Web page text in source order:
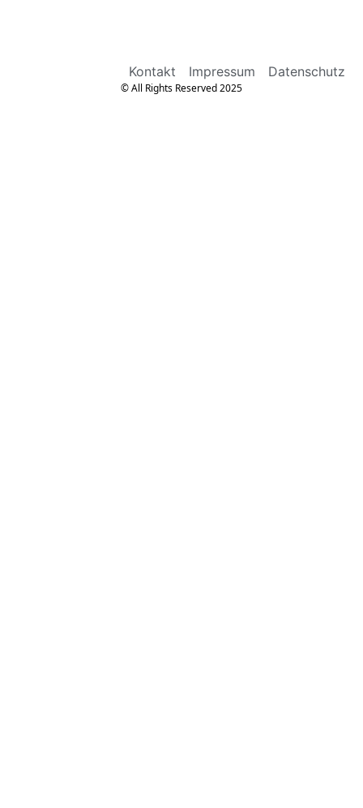
Kontakt Impressum Datenschutz
© All Rights Reserved 2025